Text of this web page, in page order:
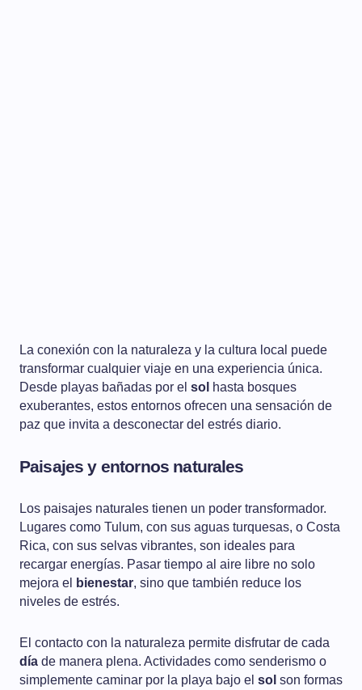
La conexión con la naturaleza y la cultura local puede
transformar cualquier viaje en una experiencia única.
Desde playas bañadas por el sol hasta bosques
exuberantes, estos entornos ofrecen una sensación de
paz que invita a desconectar del estrés diario.
Paisajes y entornos naturales
Los paisajes naturales tienen un poder transformador.
Lugares como Tulum, con sus aguas turquesas, o Costa
Rica, con sus selvas vibrantes, son ideales para
recargar energías. Pasar tiempo al aire libre no solo
mejora el
bienestar, sino que también reduce los
niveles de estrés.
El contacto con la naturaleza permite disfrutar de cada
día de manera plena. Actividades como senderismo o
simplemente caminar por la playa bajo el sol son formas